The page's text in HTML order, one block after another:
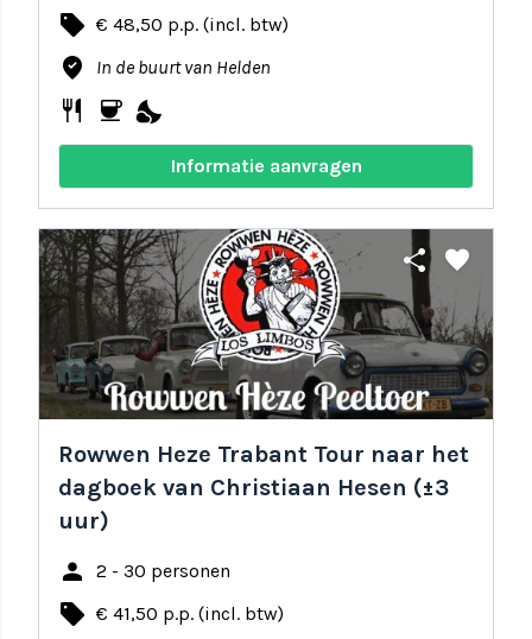
local_offer € 48,50 p.p. (incl. btw)
where_to_vote In de buurt van Helden
restaurant coffee nights_stay
Informatie aanvragen
share favorite
Rowwen Heze Trabant Tour naar het
dagboek van Christiaan Hesen (±3
uur)
person 2 - 30 personen
local_offer € 41,50 p.p. (incl. btw)